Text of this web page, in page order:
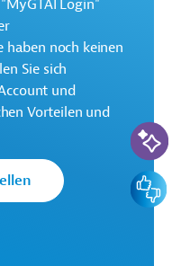
OFID
.
Login"
haben noch keinen
Sie sich
und
Vorteilen und
KI-